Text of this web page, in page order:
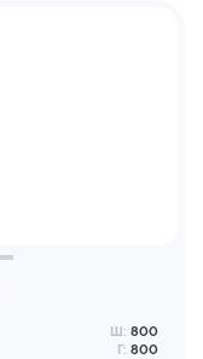
Ш: 800
Г: 800